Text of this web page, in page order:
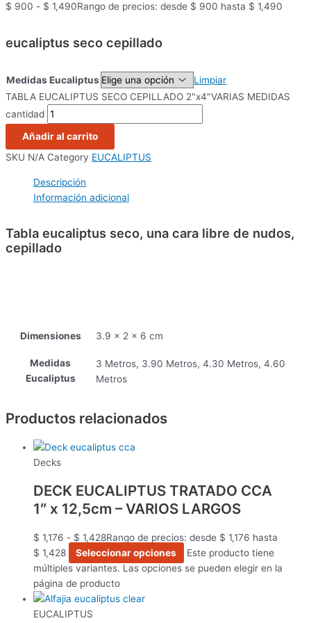
$ 900 - $ 1,490Rango de precios: desde $ 900 hasta $ 1,490
eucaliptus seco cepillado
Medidas Eucaliptus
Limpiar
TABLA EUCALIPTUS SECO CEPILLADO 2"x4"VARIAS MEDIDAS
cantidad
Añadir al carrito
SKU N/A Category EUCALIPTUS
Descripción
Información adicional
Tabla eucaliptus seco, una cara libre de nudos,
cepillado
Dimensiones 3.9 × 2 × 6 cm
Medidas
Eucaliptus
3 Metros, 3.90 Metros, 4.30 Metros, 4.60
Metros
Productos relacionados
Decks
DECK EUCALIPTUS TRATADO CCA
1″ x 12,5cm – VARIOS LARGOS
$ 1,176 - $ 1,428Rango de precios: desde $ 1,176 hasta
$ 1,428
Seleccionar opciones
Este producto tiene
múltiples variantes. Las opciones se pueden elegir en la
página de producto
EUCALIPTUS